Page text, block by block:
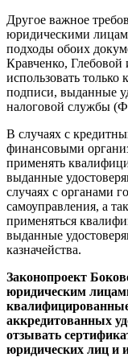
Другое важное
юридическими
подходы обоих
Кравченко, Глебовой
использовать
подписи, выданные
налоговой службы
В случаях с
финансовыми
применять
выданные
случаях с органами
самоуправления, а
применяться
выданные
казначейства.
Законопроект
юридическим
аккредитованных
отзывать
юридических лиц и